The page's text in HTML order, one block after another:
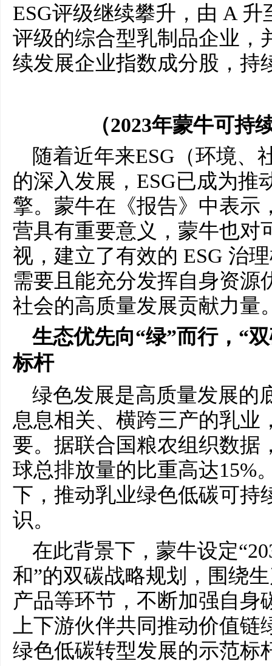
ESG评级继续攀升，由 A
评级的综合型乳制品企业，
续发展企业指数成分股，持
（2023年蒙牛可持
随着近年来ESG（环境、
的深入发展，ESG已成为推
擎。蒙牛在《报告》中表示
营具有重要意义，蒙牛也对
视，建立了有效的 ESG 治
需要且能充分发挥自身资源
社会的高质量发展贡献力量
生态优先向“绿”而行，“
标杆
绿色发展是高质量发展的
息息相关、横跨三产的乳业
要。据联合国粮农组织数据
球总排放量的比重高达15%
下，推动乳业绿色低碳可持
识。
在此背景下，蒙牛设定
和”的双碳战略规划，围绕
产品等环节，不断加强自身
上下游伙伴共同推动价值
绿色低碳转型发展的示范标